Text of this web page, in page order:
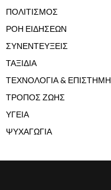
ΠΟΛΙΤΙΣΜΟΣ
ΡΟΗ ΕΙΔΗΣΕΩΝ
ΣΥΝΕΝΤΕΥΞΕΙΣ
ΤΑΞΙΔΙΑ
ΤΕΧΝΟΛΟΓΙΑ & ΕΠΙΣΤΗΜΗ
ΤΡΟΠΟΣ ΖΩΗΣ
ΥΓΕΙΑ
ΨΥΧΑΓΩΓΙΑ